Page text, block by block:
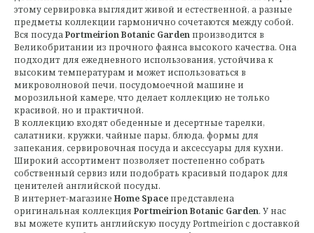
этому сервировка выглядит живой и естественной, а разные
предметы коллекции гармонично сочетаются между собой.
Вся посудаPortmeirion Botanic Garden производится в
Великобритании из прочного фаянса высокого качества. Она
подходит для ежедневного использования, устойчива к
высоким температурам и может использоваться в
микроволновой печи, посудомоечной машине и
морозильной камере, что делает коллекцию не только
красивой, но и практичной.
В коллекцию входят обеденные и десертные тарелки,
салатники, кружки, чайные пары, блюда, формы для
запекания, сервировочная посуда и аксессуары для кухни.
Широкий ассортимент позволяет постепенно собрать
собственный сервиз или подобрать красивый подарок для
ценителей английской посуды.
В интернет-магазине Home Space представлена
оригинальная коллекция Portmeirion Botanic Garden. У нас
вы можете купить английскую посуду Portmeirion с доставкой